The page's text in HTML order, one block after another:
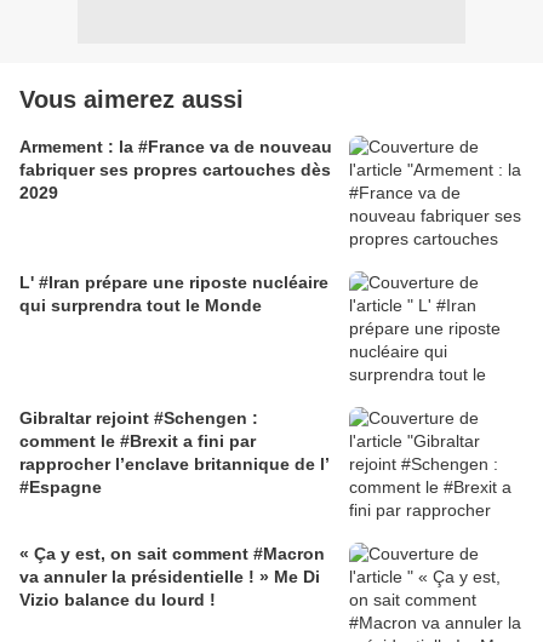
Vous aimerez aussi
Armement : la #France va de nouveau
fabriquer ses propres cartouches dès
2029
L' #Iran prépare une riposte nucléaire
qui surprendra tout le Monde
Gibraltar rejoint #Schengen :
comment le #Brexit a fini par
rapprocher l’enclave britannique de l’
#Espagne
« Ça y est, on sait comment #Macron
va annuler la présidentielle ! » Me Di
Vizio balance du lourd !